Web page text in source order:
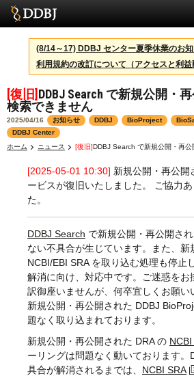
サービス
スパコン
統計
活動
センターについて
利用規約
問合せ
English
(8/14～17) DDBJ センター夏季休業のお
利用規約の改訂について（アクセスと利益
[復旧] DDBJ Search で新規公開・
検索できません
2025/04/16 お知らせ DDBJ BioProject
DDBJ Center
ホーム
ニュース [復旧]DDBJ Search で新規公開・再
[2025-05-01 10:30] 新規公開・再公開
ービスが復旧いたしました。 ご協力
た。
DDBJ Search で新規公開・再公開さ
ない不具合が生じています。また、新
NCBI/EBI SRA を取り込む処理も停止
解消に向け、対応中です。ご迷惑をお
訳御座いませんが、何卒宜しくお願い
新規公開・再公開された DDBJ
題なく取り込まれております。
新規公開・再公開された DRA の
ーリングは問題なく動いております。
具合が解消されるまでは、 NCBI SRA